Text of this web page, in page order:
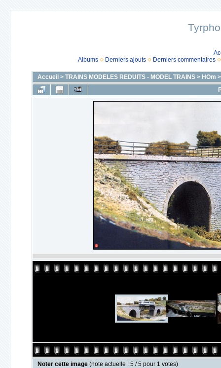
Albums
Derniers ajouts Derniers commentaires
Accueil > TRAINS MODELES REDUITS - MODEL TRAINS> HOm
Noter cette image (note actuelle : 5 / 5 pour 1 votes)